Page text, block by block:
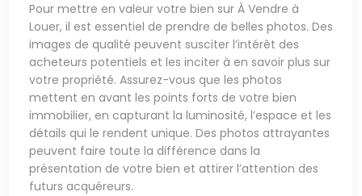
Pour mettre en valeur votre bien sur À Vendre à
Louer, il est essentiel de prendre de belles photos. Des
images de qualité peuvent susciter l’intérêt des
acheteurs potentiels et les inciter à en savoir plus sur
votre propriété. Assurez-vous que les photos
mettent en avant les points forts de votre bien
immobilier, en capturant la luminosité, l’espace et les
détails qui le rendent unique. Des photos attrayantes
peuvent faire toute la différence dans la
présentation de votre bien et attirer l’attention des
futurs acquéreurs.